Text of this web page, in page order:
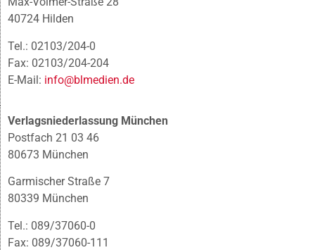
40724 Hilden
Tel.: 02103/204-0
Fax: 02103/204-204
E-Mail: info@blmedien.de
Verlagsniederlassung München
Postfach 21 03 46
80673 München
Garmischer Straße 7
80339 München
Tel.: 089/37060-0
Fax: 089/37060-111